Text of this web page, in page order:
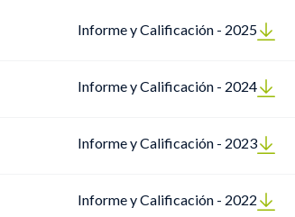
Informe y Calificación - 2025
Informe y Calificación - 2024
Informe y Calificación - 2023
Informe y Calificación - 2022